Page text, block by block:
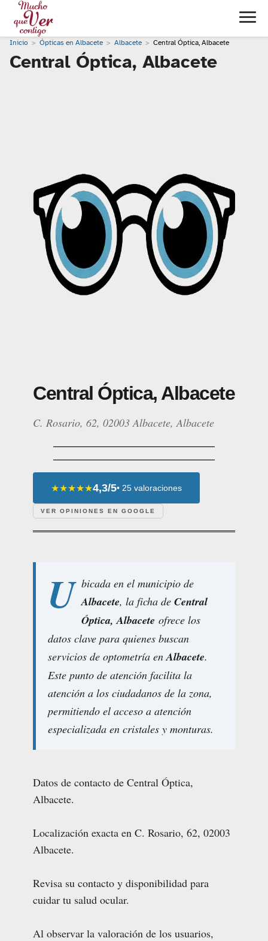
Inicio Ópticas en Albacete Albacete Central Óptica, Albacete
Central Óptica, Albacete
Central Óptica, Albacete
C. Rosario, 62, 02003 Albacete, Albacete
★★★★★4,3/5• 25 valoraciones
VER OPINIONES EN GOOGLE
U bicada en el municipio de
Albacete, la ficha de Central
Óptica, Albacete ofrece los
datos clave para quienes buscan
servicios de optometría enAlbacete.
Este punto de atención facilita la
atención a los ciudadanos de la zona,
permitiendo el acceso a atención
especializada en cristales y monturas.
Datos de contacto de Central Óptica,
Albacete.
Localización exacta en C. Rosario, 62, 02003
Albacete.
Revisa su contacto y disponibilidad para
cuidar tu salud ocular.
Al observar la valoración de los usuarios,